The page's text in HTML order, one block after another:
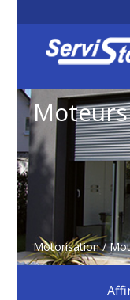
Motorisation /